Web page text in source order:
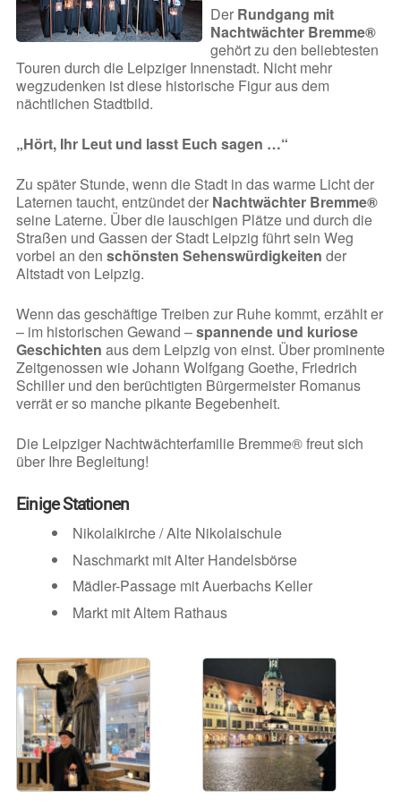
Der Rundgang mit
Nachtwächter Bremme®
gehört zu den beliebtesten
Touren durch die Leipziger Innenstadt. Nicht mehr
wegzudenken ist diese historische Figur aus dem
nächtlichen Stadtbild.
„Hört, Ihr Leut und lasst Euch sagen …“
Zu später Stunde, wenn die Stadt in das warme Licht der
Laternen taucht, entzündet der Nachtwächter Bremme®
seine Laterne. Über die lauschigen Plätze und durch die
Straßen und Gassen der Stadt Leipzig führt sein Weg
vorbei an den schönsten Sehenswürdigkeiten der
Altstadt von Leipzig.
Wenn das geschäftige Treiben zur Ruhe kommt, erzählt er
– im historischen Gewand –spannende und kuriose
Geschichten aus dem Leipzig von einst. Über prominente
Zeitgenossen wie Johann Wolfgang Goethe, Friedrich
Schiller und den berüchtigten Bürgermeister Romanus
verrät er so manche pikante Begebenheit.
Die Leipziger Nachtwächterfamilie Bremme® freut sich
über Ihre Begleitung!
Einige Stationen
Nikolaikirche / Alte Nikolaischule
Naschmarkt mit Alter Handelsbörse
Mädler-Passage mit Auerbachs Keller
Markt mit Altem Rathaus